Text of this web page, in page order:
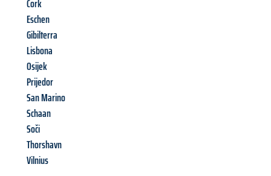
Cork
Eschen
Gibilterra
Lisbona
Osijek
Prijedor
San Marino
Schaan
Soči
Thorshavn
Vilnius